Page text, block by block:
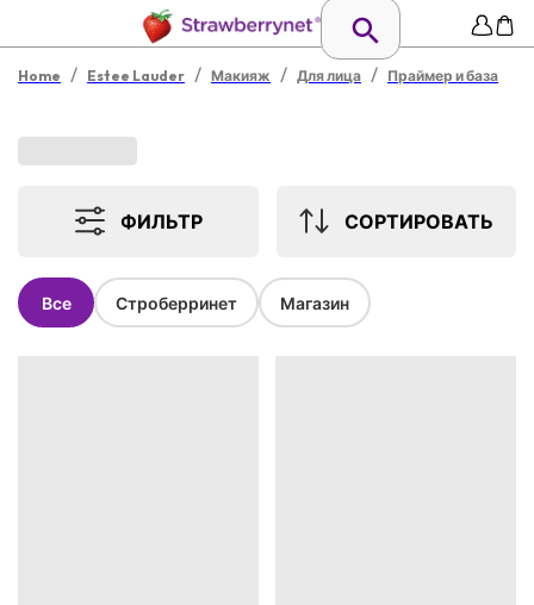
Home / Estee Lauder / Макияж / Для лица / Праймер и база
ФИЛЬТР СОРТИРОВАТЬ
Все Строберринет Магазин